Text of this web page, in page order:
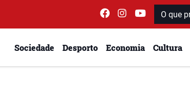
Sociedade Desporto Economia Cultura